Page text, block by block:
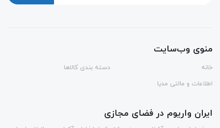
منوی وب‌سایت
خانه
دسته بندی کالاها
اطلاعات و مالتی مدیا
ایران واریوم در فضای مجازی